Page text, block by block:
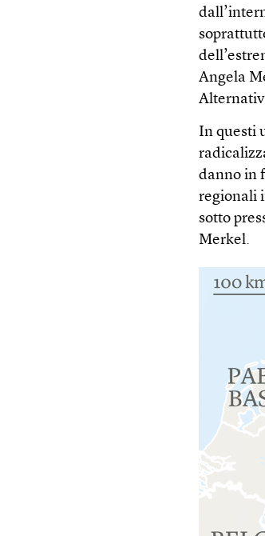
Angela
In questi
danno in
regionali
sotto
Merkel.